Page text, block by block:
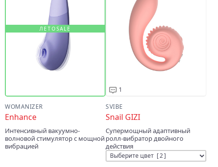
ЛЕТОSALE
WOMANIZER
Enhance
Интенсивный вакуумно-
волновой стимулятор с мощной
вибрацией
1
SVIBE
Snail GIZI
Супермощный адаптивный
ролл-вибратор двойного
действия